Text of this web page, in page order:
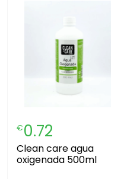
€0.72
clean care agua
oxigenada 500ml